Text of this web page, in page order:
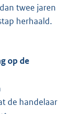
twee jaren
herhaald.
op de
de handelaar